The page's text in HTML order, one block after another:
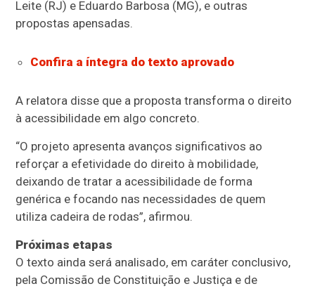
Leite (RJ) e Eduardo Barbosa (MG), e outras
propostas apensadas.
Confira a íntegra do texto aprovado
A relatora disse que a proposta transforma o direito
à acessibilidade em algo concreto.
“O projeto apresenta avanços significativos ao
reforçar a efetividade do direito à mobilidade,
deixando de tratar a acessibilidade de forma
genérica e focando nas necessidades de quem
utiliza cadeira de rodas”, afirmou.
Próximas etapas
O texto ainda será analisado, em caráter conclusivo,
pela Comissão de Constituição e Justiça e de